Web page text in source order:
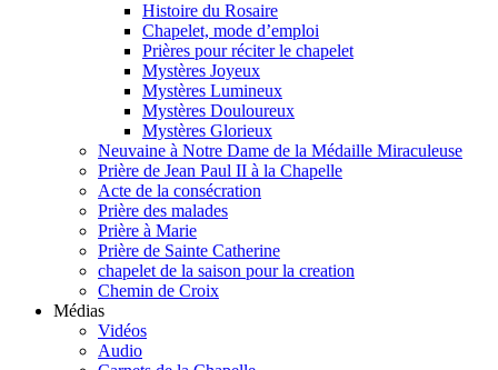
Histoire du Rosaire
Chapelet, mode d’emploi
Prières pour réciter le chapelet
Mystères Joyeux
Mystères Lumineux
Mystères Douloureux
Mystères Glorieux
Neuvaine à Notre Dame de la Médaille Miraculeuse
Prière de Jean Paul II à la Chapelle
Acte de la consécration
Prière des malades
Prière à Marie
Prière de Sainte Catherine
chapelet de la saison pour la creation
Chemin de Croix
Médias
Vidéos
Audio